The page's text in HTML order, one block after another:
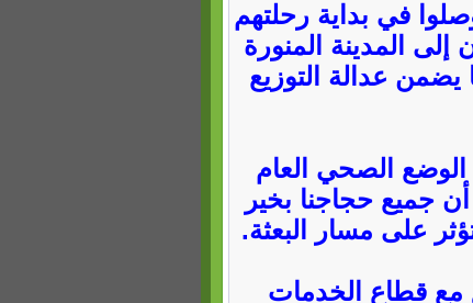
في بداية رحلتهم
المدينة المنورة
يضمن عدالة التوزيع
الصحي العام
جميع حجاجنا بخير
على مسار البعثة.
مع قطاع الخدمات